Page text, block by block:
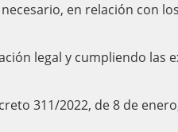
en relación con
legal y cumpliendo las
311/2022, de 8 de